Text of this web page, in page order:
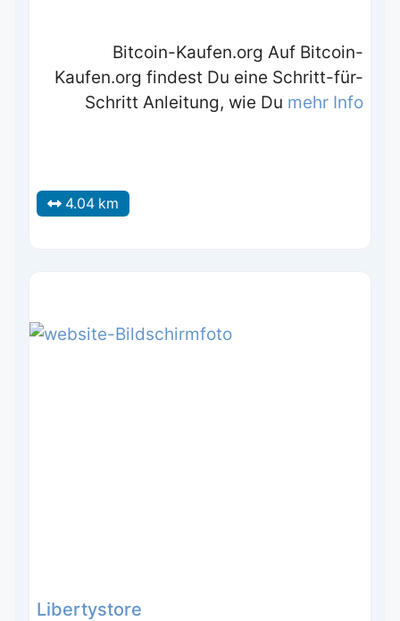
Bitcoin-Kaufen.org Auf Bitcoin-
Kaufen.org findest Du eine Schritt-für-
Schritt Anleitung, wie Du mehr Info
4.04 km
Libertystore